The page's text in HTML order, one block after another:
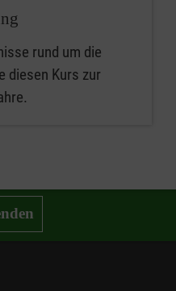
rund um die
diesen Kurs zur